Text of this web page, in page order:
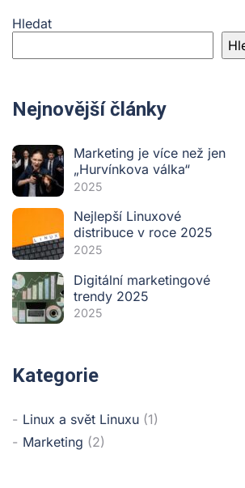
Hledat
Nejnovější články
Marketing je více než jen
„Hurvínkova válka“
2025
Nejlepší Linuxové
distribuce v roce 2025
2025
Digitální marketingové
trendy 2025
2025
Kategorie
Linux a svět Linuxu (1)
Marketing (2)